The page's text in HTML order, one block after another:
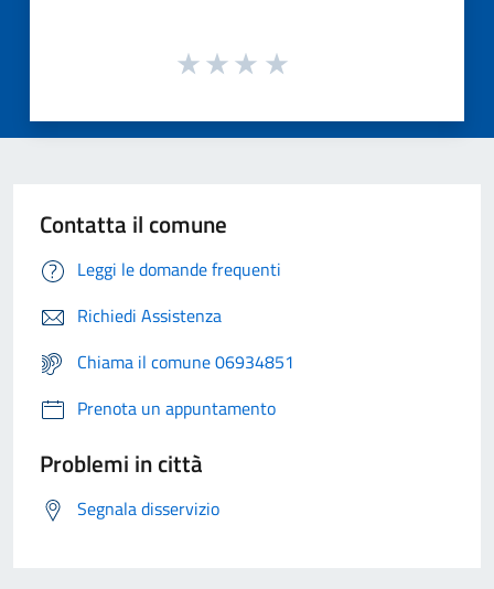
Contatta il comune
Leggi le domande frequenti
Richiedi Assistenza
Chiama il comune 06934851
Prenota un appuntamento
Problemi in città
Segnala disservizio